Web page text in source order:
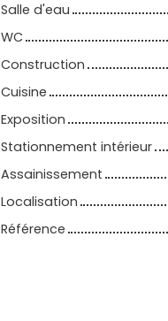
Salle d'eau
WC
Construction
Cuisine
Exposition
Stationnement intérieur
Assainissement
Localisation
Référence